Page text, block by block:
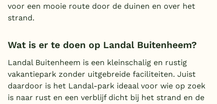
voor een mooie route door de duinen en over het
strand.
Wat is er te doen op Landal Buitenheem?
Landal Buitenheem is een kleinschalig en rustig
vakantiepark zonder uitgebreide faciliteiten. Juist
daardoor is het Landal-park ideaal voor wie op zoek
is naar rust en een verblijf dicht bij het strand en de